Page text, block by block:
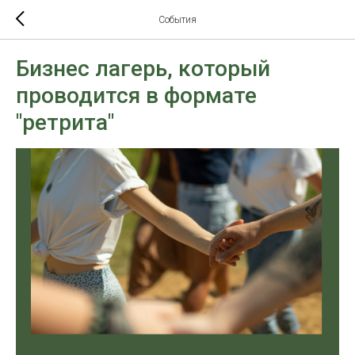
События
Бизнес лагерь, который
проводится в формате
"ретрита"